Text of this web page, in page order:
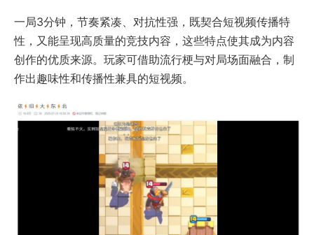
一局3分钟，节奏紧凑、对抗性强，既契合短视频传播特
性，又能呈现高质量的竞技内容，这些特点使其成为内容
创作的优质来源。玩家可借助流行梗与对局场面融合，制
作出趣味性和传播性兼具的短视频。